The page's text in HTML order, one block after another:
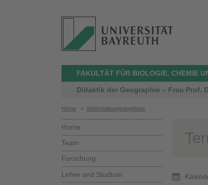
FAKULTÄT FÜR BIOLOGIE, CHEMIE
Didaktik der Geographie – Frau Prof.
Home > Weiterbildungsangebote
Home
Team
Forschung
Lehre und Studium